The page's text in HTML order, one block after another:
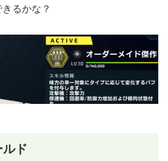
るかな？
ド